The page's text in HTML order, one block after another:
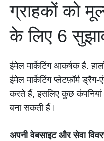
ग्राहकों को
के लिए 6
ईमेल मार्केटिंग आकर्षक है.
ईमेल मार्केटिंग प्लेटफ़ॉर्म
करते हैं, इसलिए कुछ
बना सकती हैं।
अपनी वेबसाइट और सेवा